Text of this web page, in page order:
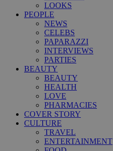
LOOKS
PEOPLE
NEWS
CELEBS
PAPARAZZI
INTERVIEWS
PARTIES
BEAUTY
BEAUTY
HEALTH
LOVE
PHARMACIES
COVER STORY
CULTURE
TRAVEL
ENTERTAINMENT